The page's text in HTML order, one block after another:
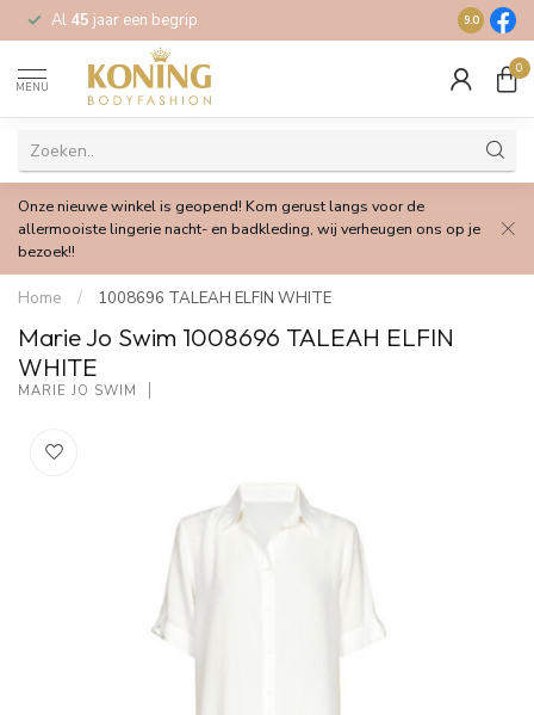
Al 45 jaar een begrip Gratis
9.0
MENU
0
Onze nieuwe winkel is geopend! Kom gerust langs voor de
allermooiste lingerie nacht- en badkleding, wij verheugen ons op je
bezoek!!
Home / 1008696 TALEAH ELFIN WHITE
Marie Jo Swim 1008696 TALEAH ELFIN
WHITE
MARIE JO SWIM